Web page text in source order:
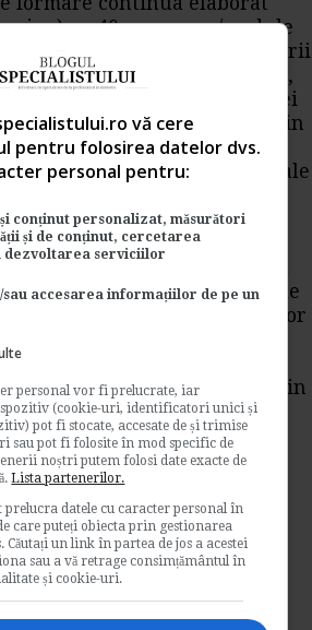
cu 40 programe/module
de mese rotunde, seminarii
economici, parteneri sociali,
piata in vederea crearii unei
de colaborare in
actualizarea
pe care centrele regionale
cu module transversale
sanse si protectia mediului,
tehnologie IT pentru a face
ale pietei, si nu in ultimul
unui vehicul special cu rol de
pentru promovarea cursurilor
este de 20 mil. lei, din
asistenta financiara
campion anofm
articol?
vă cere
pentru folosirea datelor dvs.
personal pentru:
conținut personalizat, măsurători
și de conținut, cercetarea
dezvoltarea serviciilor
sau accesarea informațiilor de pe un
personal vor fi prelucrate, iar
(cookie-uri, identificatori unici și
pot fi stocate, accesate de și trimise
sau pot fi folosite în mod specific de
noștri putem folosi date exacte de
Lista partenerilor.
datele cu caracter personal în
care puteți obiecta prin gestionarea
un link în partea de jos a acestei
sau a vă retrage consimțământul în
și cookie-uri.